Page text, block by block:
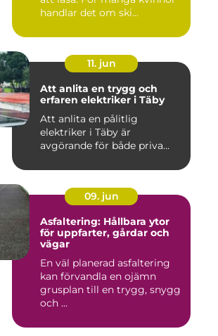
handlar det om ski...
11. jun
Att anlita en trygg och
erfaren elektriker i Täby
Att anlita en pålitlig
elektriker i Täby är
avgörande för både priva...
09. jun
Asfaltering: Hållbara ytor
för uppfarter, gårdar och
vägar
En väl planerad asfaltering
kan förvandla en ojämn
grusplan till en trygg, snygg
och ...